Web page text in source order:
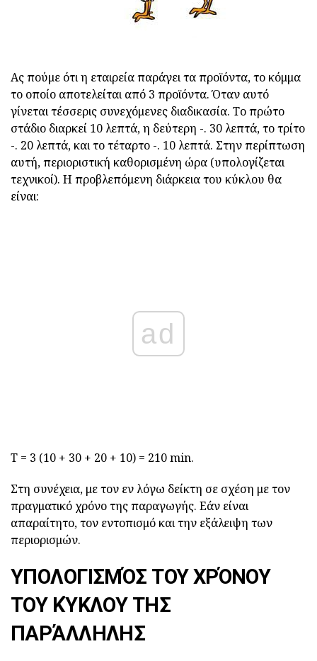
Ας πούμε ότι η εταιρεία παράγει τα προϊόντα, το κόμμα
το οποίο αποτελείται από 3 προϊόντα. Όταν αυτό
γίνεται τέσσερις συνεχόμενες διαδικασία. Το πρώτο
στάδιο διαρκεί 10 λεπτά, η δεύτερη -. 30 λεπτά, το τρίτο
-. 20 λεπτά, και το τέταρτο -. 10 λεπτά. Στην περίπτωση
αυτή, περιοριστική καθορισμένη ώρα (υπολογίζεται
τεχνικοί). Η προβλεπόμενη διάρκεια του κύκλου θα
είναι:
ad
Τ = 3 (10 + 30 + 20 + 10) = 210 min.
Στη συνέχεια, με τον εν λόγω δείκτη σε σχέση με τον
πραγματικό χρόνο της παραγωγής. Εάν είναι
απαραίτητο, τον εντοπισμό και την εξάλειψη των
περιορισμών.
ΥΠΟΛΟΓΙΣΜΌΣ ΤΟΥ ΧΡΌΝΟΥ
ΤΟΥ ΚΎΚΛΟΥ ΤΗΣ
ΠΑΡΆΛΛΗΛΗΣ